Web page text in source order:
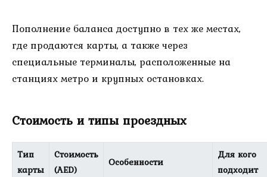
Пополнение баланса доступно в тех же местах,
где продаются карты, а также через
специальные терминалы, расположенные на
станциях метро и крупных остановках.
Стоимость и типы проездных
Тип
карты
Стоимость
(AED)
Особенности
Для кого
подходит